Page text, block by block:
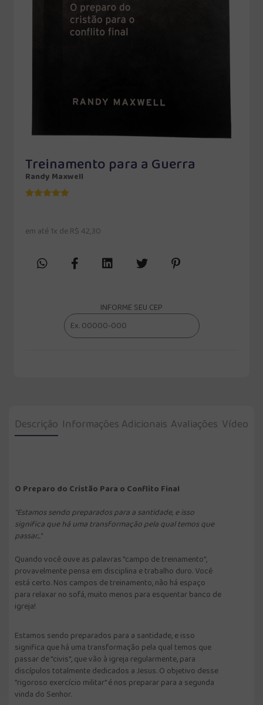
Treinamento para a Guerra
Randy Maxwell
em até 1x de R$ 42,30
INFORME SEU CEP
Descrição Informações Adicionais Avaliações Vídeo
O Preparo do Cristão Para o Conflito Final
"Estamos sendo preparados para a santidade, e isso
significa que há uma transformação pela qual temos que
passar..."
Quando você ouve as palavras "campo de treinamento",
provavelmente pensa em disciplina e trabalho duro. Você
está certo. Nos campos de treinamento, não há espaço
para relaxar no sofá, muito menos para esquentar banco de
igreja!
Estamos sendo preparados para a santidade, e isso
significa que há uma transformação pela qual temos que
passar de "civis", que vão à igreja regularmente, para
discípulos totalmente dedicados a Jesus. O objetivo desse
"rigoroso exercício militar" é nos preparar para a segunda
vinda do Senhor.